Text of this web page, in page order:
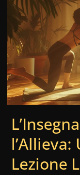
l’Allieva:
Lezione